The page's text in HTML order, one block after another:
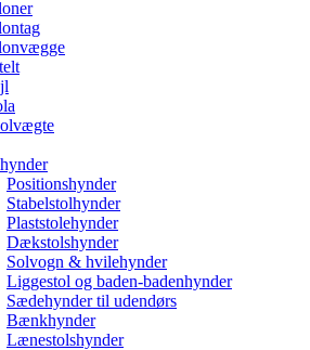
Positionshynder
Stabelstolhynder
Plaststolehynder
Dækstolshynder
Solvogn & hvilehynder
Liggestol og baden-badenhynder
Sædehynder til udendørs
Bænkhynder
Lænestolshynder